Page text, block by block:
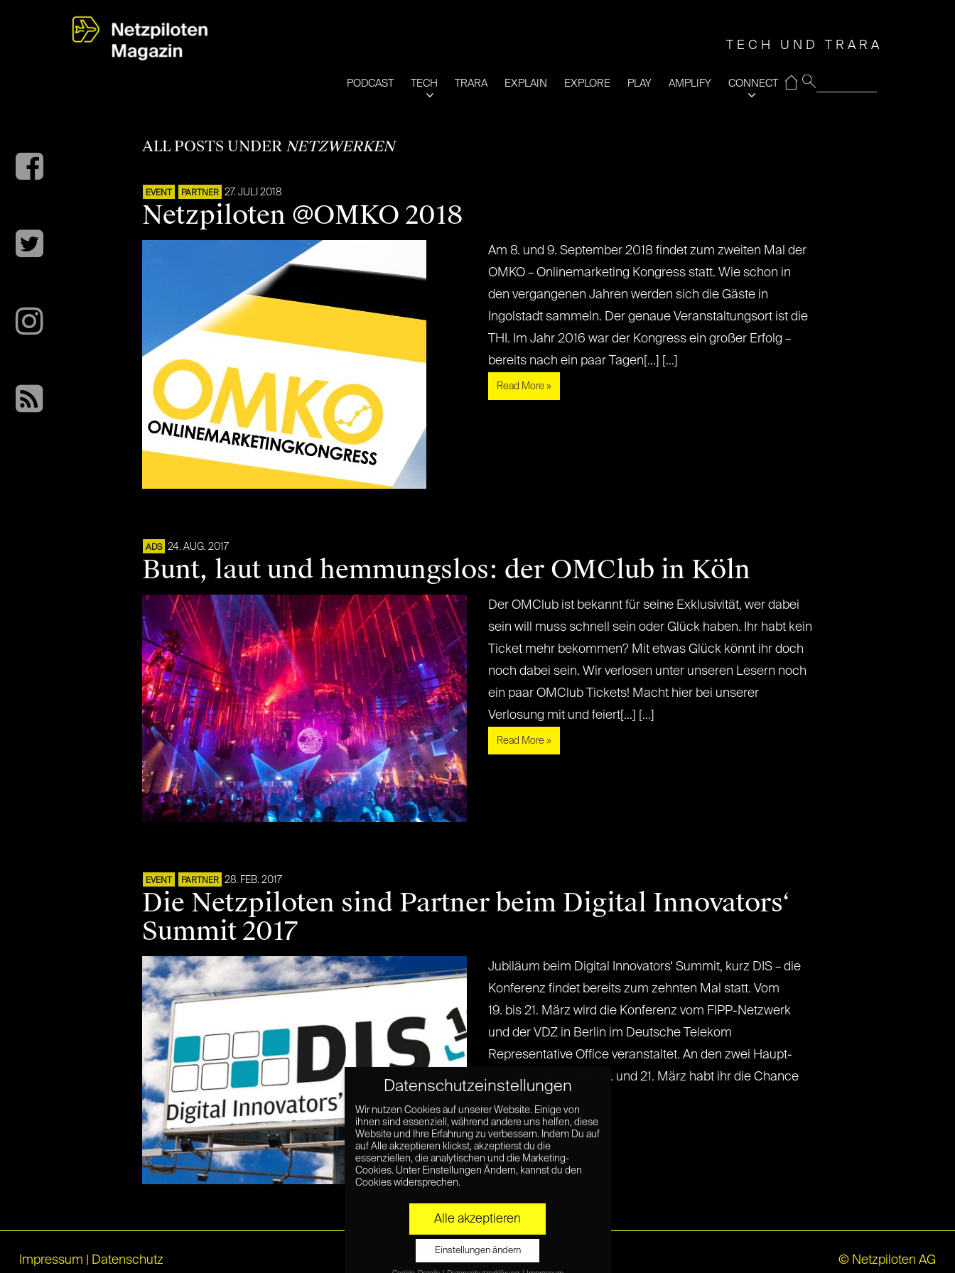
TECH UND TRARA
PODCAST TECH TRARA EXPLAIN EXPLORE PLAY AMPLIFY CONNECT
⌂
ALL POSTS UNDER NETZWERKEN
EVENT PARTNER 27. JULI 2018
Netzpiloten @OMKO 2018
Am 8. und 9. September 2018 findet zum zweiten Mal der
OMKO – Onlinemarketing Kongress statt. Wie schon in
den vergangenen Jahren werden sich die Gäste in
Ingolstadt sammeln. Der genaue Veranstaltungsort ist die
THI. Im Jahr 2016 war der Kongress ein großer Erfolg –
bereits nach ein paar Tagen[...] [...]
Read More »
ADS 24. AUG. 2017
Bunt, laut und hemmungslos: der OMClub in Köln
Der OMClub ist bekannt für seine Exklusivität, wer dabei
sein will muss schnell sein oder Glück haben. Ihr habt kein
Ticket mehr bekommen? Mit etwas Glück könnt ihr doch
noch dabei sein. Wir verlosen unter unseren Lesern noch
ein paar OMClub Tickets! Macht hier bei unserer
Verlosung mit und feiert[...] [...]
Read More »
EVENT PARTNER 28. FEB. 2017
Die Netzpiloten sind Partner beim Digital Innovators‘
Summit 2017
Jubiläum beim Digital Innovators‘ Summit, kurz DIS – die
Konferenz findet bereits zum zehnten Mal statt. Vom
19. bis 21. März wird die Konferenz vom FIPP-Netzwerk
und der VDZ in Berlin im Deutsche Telekom
Representative Office veranstaltet. An den zwei Haupt-
Summit-Tagen am 20. und 21. März habt ihr die Chance
Read More »
Impressum Datenschutz © Netzpiloten AG
Datenschutzeinstellungen
Wir nutzen Cookies auf unserer Website. Einige von
ihnen sind essenziell, während andere uns helfen, diese
Website und Ihre Erfahrung zu verbessern. Indem Du auf
auf Alle akzeptieren klickst, akzeptierst du die
essenziellen, die analytischen und die Marketing-
Cookies. Unter Einstellungen Ändern, kannst du den
Cookies widersprechen.
Alle akzeptieren
Einstellungen ändern